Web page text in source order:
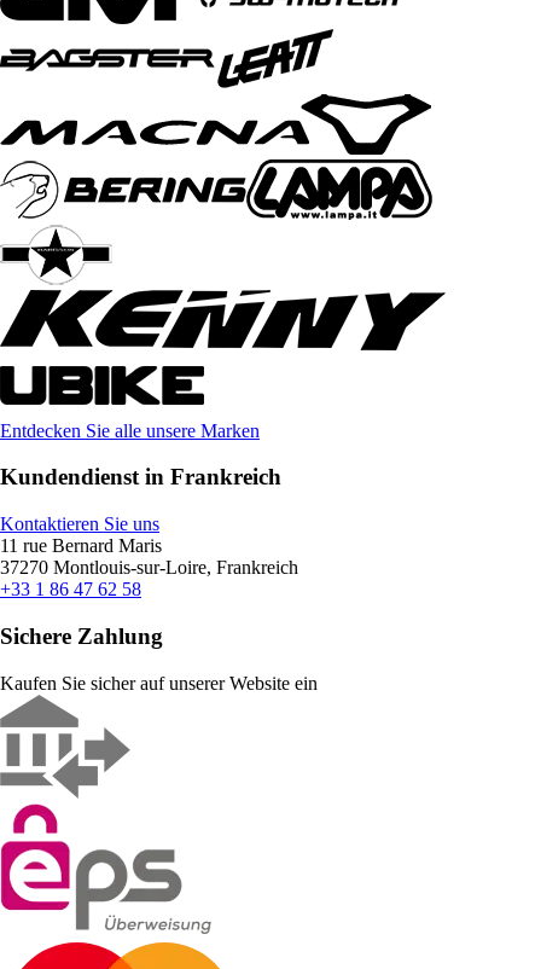
Entdecken Sie alle unsere Marken
Kundendienst in Frankreich
Kontaktieren Sie uns
11 rue Bernard Maris
37270 Montlouis-sur-Loire, Frankreich
+33 1 86 47 62 58
Sichere Zahlung
Kaufen Sie sicher auf unserer Website ein